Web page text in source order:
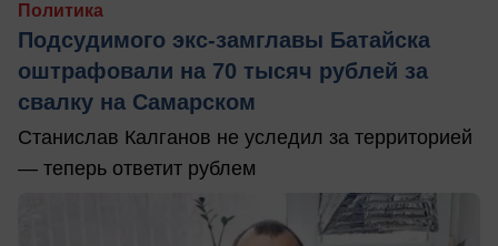
Политика
Подсудимого экс-замглавы Батайска
оштрафовали на 70 тысяч рублей за
свалку на Самарском
Станислав Калганов не уследил за территорией
— теперь ответит рублем